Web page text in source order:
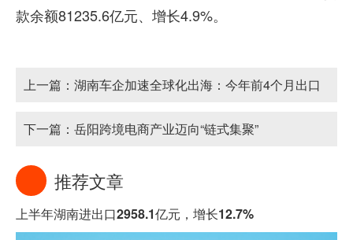
款余额81235.6亿元、增长4.9%。
上一篇： 湖南车企加速全球化出海：今年前4个月出口
汽车8.7万辆
下一篇： 岳阳跨境电商产业迈向“链式集聚”
推荐文章
上半年湖南进出口2958.1亿元，增长12.7%